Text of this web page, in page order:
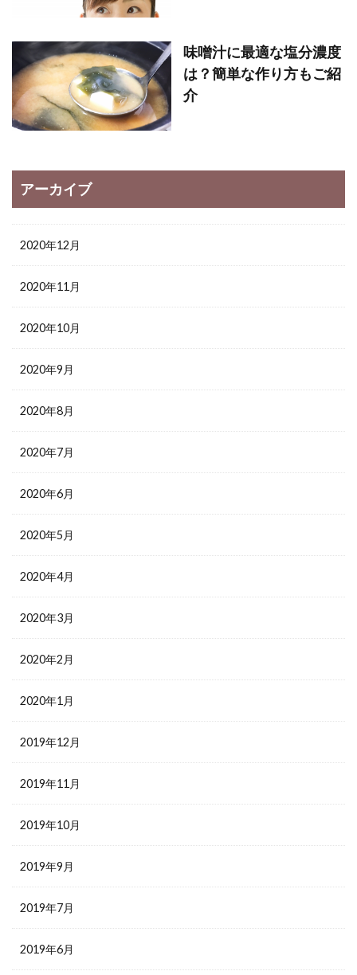
味噌汁に最適な塩分濃度
は？簡単な作り方もご紹
介
アーカイブ
2020年12月
2020年11月
2020年10月
2020年9月
2020年8月
2020年7月
2020年6月
2020年5月
2020年4月
2020年3月
2020年2月
2020年1月
2019年12月
2019年11月
2019年10月
2019年9月
2019年7月
2019年6月